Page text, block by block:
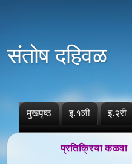
संतोष दहिवळ
मुखपृष्ठ इ.१ली इ.२री
प्रतिक्रिया कळवा